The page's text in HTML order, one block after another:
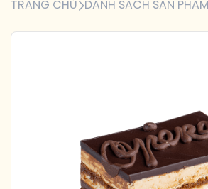
TRANG CHỦ DANH SÁCH SẢN PHẨM